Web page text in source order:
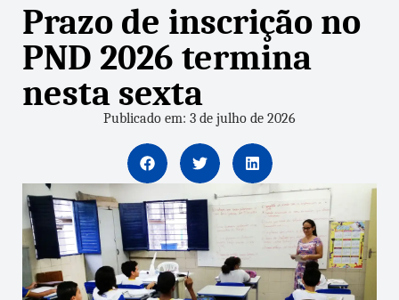
Prazo de inscrição no
PND 2026 termina
nesta sexta
Publicado em: 3 de julho de 2026